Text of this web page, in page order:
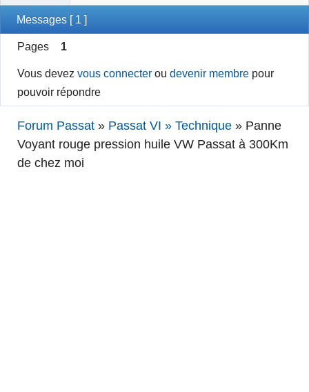
Messages [ 1 ]
Pages 1
Vous devezvous connecter oudevenir membre pour
pouvoir répondre
Forum Passat » Passat VI » Technique » Panne
Voyant rouge pression huile VW Passat à 300Km
de chez moi